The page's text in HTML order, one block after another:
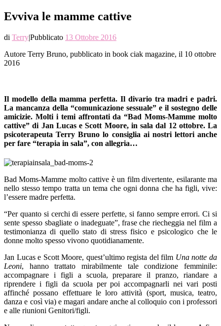
Evviva le mamme cattive
di Terry|Pubblicato 13 Ottobre 2016
Autore Terry Bruno, pubblicato in book ciak magazine, il 10 ottobre
2016
Il modello della mamma perfetta. Il divario tra madri e padri.
La mancanza della “comunicazione sessuale” e il sostegno delle
amicizie. Molti i temi affrontati da “Bad Moms-Mamme molto
cattive” di Jan Lucas e Scott Moore, in sala dal 12 ottobre. La
psicoterapeuta Terry Bruno lo consiglia ai nostri lettori anche
per fare “terapia in sala”, con allegria…
Bad Moms-Mamme molto cattive è un film divertente, esilarante ma
nello stesso tempo tratta un tema che ogni donna che ha figli, vive:
l’essere madre perfetta.
“Per quanto si cerchi di essere perfette, si fanno sempre errori. Ci si
sente spesso sbagliate o inadeguate”, frase che riecheggia nel film a
testimonianza di quello stato di stress fisico e psicologico che le
donne molto spesso vivono quotidianamente.
Jan Lucas e Scott Moore, quest’ultimo regista del film Una notte da
Leoni, hanno trattato mirabilmente tale condizione femminile:
accompagnare i figli a scuola, preparare il pranzo, riandare a
riprendere i figli da scuola per poi accompagnarli nei vari posti
affinché possano effettuare le loro attività (sport, musica, teatro,
danza e così via) e magari andare anche al colloquio con i professori
e alle riunioni Genitori/figli.